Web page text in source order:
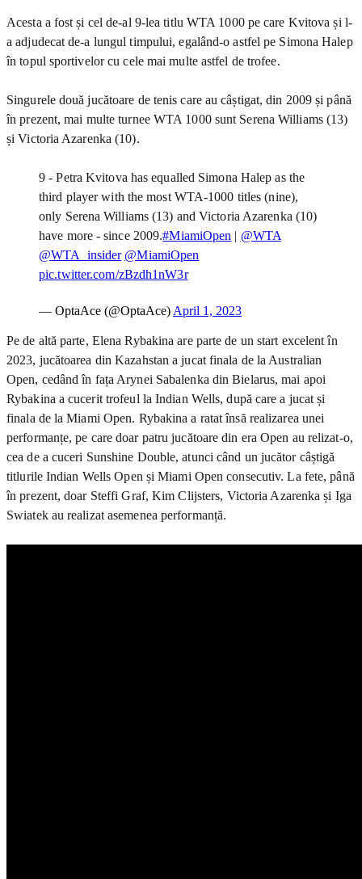
Acesta a fost și cel de-al 9-lea titlu WTA 1000 pe care Kvitova și l-
a adjudecat de-a lungul timpului, egalând-o astfel pe Simona Halep
în topul sportivelor cu cele mai multe astfel de trofee.
Singurele două jucătoare de tenis care au câștigat, din 2009 și până
în prezent, mai multe turnee WTA 1000 sunt Serena Williams (13)
și Victoria Azarenka (10).
9 - Petra Kvitova has equalled Simona Halep as the
third player with the most WTA-1000 titles (nine),
only Serena Williams (13) and Victoria Azarenka (10)
have more - since 2009.#MiamiOpen | @WTA
@WTA_insider @MiamiOpen
pic.twitter.com/zBzdh1nW3r
— OptaAce (@OptaAce) April 1, 2023
Pe de altă parte, Elena Rybakina are parte de un start excelent în
2023, jucătoarea din Kazahstan a jucat finala de la Australian
Open, cedând în fața Arynei Sabalenka din Bielarus, mai apoi
Rybakina a cucerit trofeul la Indian Wells, după care a jucat și
finala de la Miami Open. Rybakina a ratat însă realizarea unei
performanțe, pe care doar patru jucătoare din era Open au relizat-o,
cea de a cuceri Sunshine Double, atunci când un jucător câștigă
titlurile Indian Wells Open și Miami Open consecutiv. La fete, până
în prezent, doar Steffi Graf, Kim Clijsters, Victoria Azarenka și Iga
Swiatek au realizat asemenea performanță.